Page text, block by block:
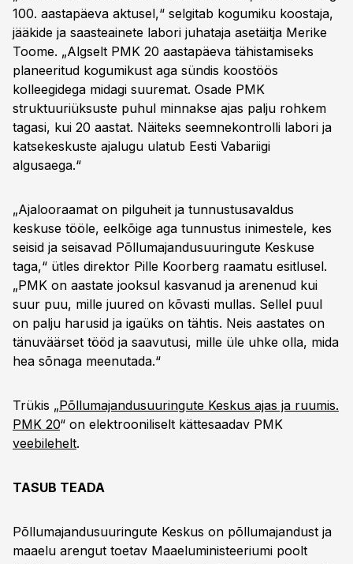
100. aastapäeva aktusel,“ selgitab kogumiku koostaja,
jääkide ja saasteainete labori juhataja asetäitja Merike
Toome. „Algselt PMK 20 aastapäeva tähistamiseks
planeeritud kogumikust aga sündis koostöös
kolleegidega midagi suuremat. Osade PMK
struktuuriüksuste puhul minnakse ajas palju rohkem
tagasi, kui 20 aastat. Näiteks seemnekontrolli labori ja
katsekeskuste ajalugu ulatub Eesti Vabariigi
algusaega.“
„Ajalooraamat on pilguheit ja tunnustusavaldus
keskuse tööle, eelkõige aga tunnustus inimestele, kes
seisid ja seisavad Põllumajandusuuringute Keskuse
taga,“ ütles direktor Pille Koorberg raamatu esitlusel.
„PMK on aastate jooksul kasvanud ja arenenud kui
suur puu, mille juured on kõvasti mullas. Sellel puul
on palju harusid ja igaüks on tähtis. Neis aastates on
tänuväärset tööd ja saavutusi, mille üle uhke olla, mida
hea sõnaga meenutada.“
Trükis „Põllumajandusuuringute Keskus ajas ja ruumis.
PMK 20“ on elektrooniliselt kättesaadav PMK
veebilehelt.
TASUB TEADA
Põllumajandusuuringute Keskus on põllumajandust ja
maaelu arengut toetav Maaeluministeeriumi poolt